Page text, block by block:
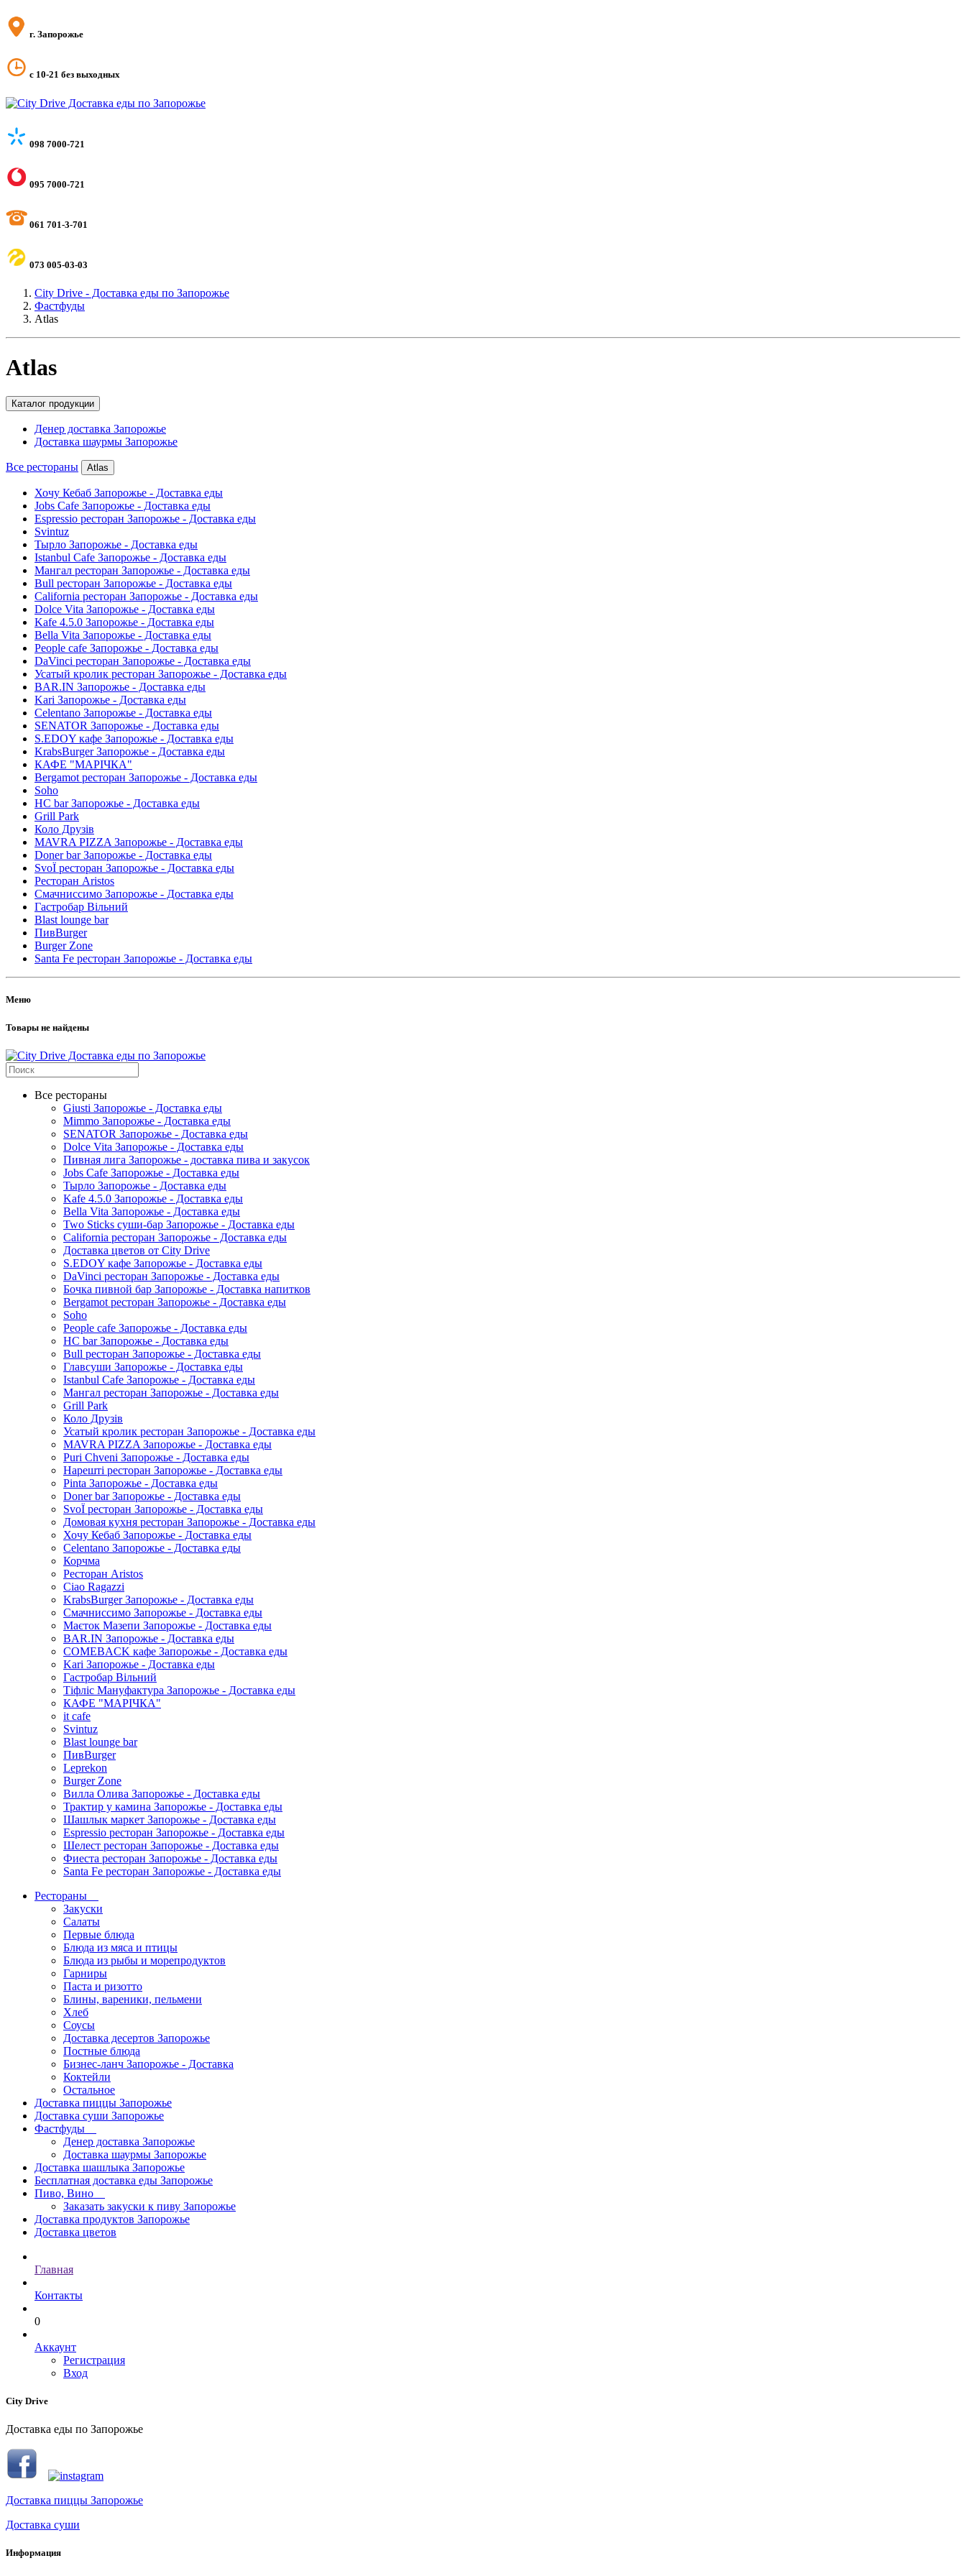
г. Запорожье
с 10-21 без выходных
098 7000-721
095 7000-721
061 701-3-701
073 005-03-03
City Drive - Доставка еды по Запорожье
Фастфуды
Atlas
Atlas
Каталог продукции
Денер доставка Запорожье
Доставка шаурмы Запорожье
Все рестораны Atlas
Хочу Кебаб Запорожье - Доставка еды
Jobs Cafe Запорожье - Доставка еды
Espressio ресторан Запорожье - Доставка еды
Svintuz
Тырло Запорожье - Доставка еды
Istanbul Cafe Запорожье - Доставка еды
Мангал ресторан Запорожье - Доставка еды
Bull ресторан Запорожье - Доставка еды
California ресторан Запорожье - Доставка еды
Dolce Vita Запорожье - Доставка еды
Kafe 4.5.0 Запорожье - Доставка еды
Bella Vita Запорожье - Доставка еды
People cafe Запорожье - Доставка еды
DaVinci ресторан Запорожье - Доставка еды
Усатый кролик ресторан Запорожье - Доставка еды
BAR.IN Запорожье - Доставка еды
Kari Запорожье - Доставка еды
Celentano Запорожье - Доставка еды
SENATOR Запорожье - Доставка еды
S.EDOY кафе Запорожье - Доставка еды
KrabsBurger Запорожье - Доставка еды
КАФЕ "МАРІЧКА"
Bergamot ресторан Запорожье - Доставка еды
Soho
HC bar Запорожье - Доставка еды
Grill Park
Коло Друзів
MAVRA PIZZA Запорожье - Доставка еды
Doner bar Запорожье - Доставка еды
SvoЇ ресторан Запорожье - Доставка еды
Ресторан Aristos
Смачниссимо Запорожье - Доставка еды
Гастробар Вільний
Blast lounge bar
ПивBurger
Burger Zone
Santa Fe ресторан Запорожье - Доставка еды
Меню
Товары не найдены
Все рестораны
Giusti Запорожье - Доставка еды
Mimmo Запорожье - Доставка еды
SENATOR Запорожье - Доставка еды
Dolce Vita Запорожье - Доставка еды
Пивная лига Запорожье - доставка пива и закусок
Jobs Cafe Запорожье - Доставка еды
Тырло Запорожье - Доставка еды
Kafe 4.5.0 Запорожье - Доставка еды
Bella Vita Запорожье - Доставка еды
Two Sticks суши-бар Запорожье - Доставка еды
California ресторан Запорожье - Доставка еды
Доставка цветов от City Drive
S.EDOY кафе Запорожье - Доставка еды
DaVinci ресторан Запорожье - Доставка еды
Бочка пивной бар Запорожье - Доставка напитков
Bergamot ресторан Запорожье - Доставка еды
Soho
People cafe Запорожье - Доставка еды
HC bar Запорожье - Доставка еды
Bull ресторан Запорожье - Доставка еды
Главсуши Запорожье - Доставка еды
Istanbul Cafe Запорожье - Доставка еды
Мангал ресторан Запорожье - Доставка еды
Grill Park
Коло Друзів
Усатый кролик ресторан Запорожье - Доставка еды
MAVRA PIZZA Запорожье - Доставка еды
Puri Chveni Запорожье - Доставка еды
Нарешті ресторан Запорожье - Доставка еды
Pinta Запорожье - Доставка еды
Doner bar Запорожье - Доставка еды
SvoЇ ресторан Запорожье - Доставка еды
Домовая кухня ресторан Запорожье - Доставка еды
Хочу Кебаб Запорожье - Доставка еды
Celentano Запорожье - Доставка еды
Корчма
Ресторан Aristos
Ciao Ragazzi
KrabsBurger Запорожье - Доставка еды
Смачниссимо Запорожье - Доставка еды
Маєток Мазепи Запорожье - Доставка еды
BAR.IN Запорожье - Доставка еды
COMEBACK кафе Запорожье - Доставка еды
Kari Запорожье - Доставка еды
Гастробар Вільний
Тіфліс Мануфактура Запорожье - Доставка еды
КАФЕ "МАРІЧКА"
it cafe
Svintuz
Blast lounge bar
ПивBurger
Leprekon
Burger Zone
Вилла Олива Запорожье - Доставка еды
Трактир у камина Запорожье - Доставка еды
Шашлык маркет Запорожье - Доставка еды
Espressio ресторан Запорожье - Доставка еды
Шелест ресторан Запорожье - Доставка еды
Фиеста ресторан Запорожье - Доставка еды
Santa Fe ресторан Запорожье - Доставка еды
Рестораны
Закуски
Салаты
Первые блюда
Блюда из мяса и птицы
Блюда из рыбы и морепродуктов
Гарниры
Паста и ризотто
Блины, вареники, пельмени
Хлеб
Соусы
Доставка десертов Запорожье
Постные блюда
Бизнес-ланч Запорожье - Доставка
Коктейли
Остальное
Доставка пиццы Запорожье
Доставка суши Запорожье
Фастфуды
Денер доставка Запорожье
Доставка шаурмы Запорожье
Доставка шашлыка Запорожье
Бесплатная доставка еды Запорожье
Пиво, Вино
Заказать закуски к пиву Запорожье
Доставка продуктов Запорожье
Доставка цветов
Главная
Контакты
0
Аккаунт
Регистрация
Вход
City Drive
Доставка еды по Запорожье
Доставка пиццы Запорожье
Доставка суши
Информация